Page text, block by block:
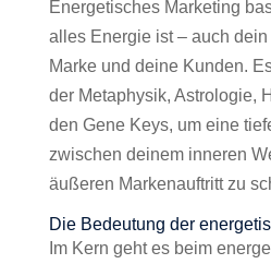
Energetisches Marketing
alles Energie ist – auch
Marke und deine Kunden.
der Metaphysik, Astrologie,
den Gene Keys, um eine
zwischen deinem inneren
äußeren Markenauftritt zu
Die Bedeutung der
Im Kern geht es beim